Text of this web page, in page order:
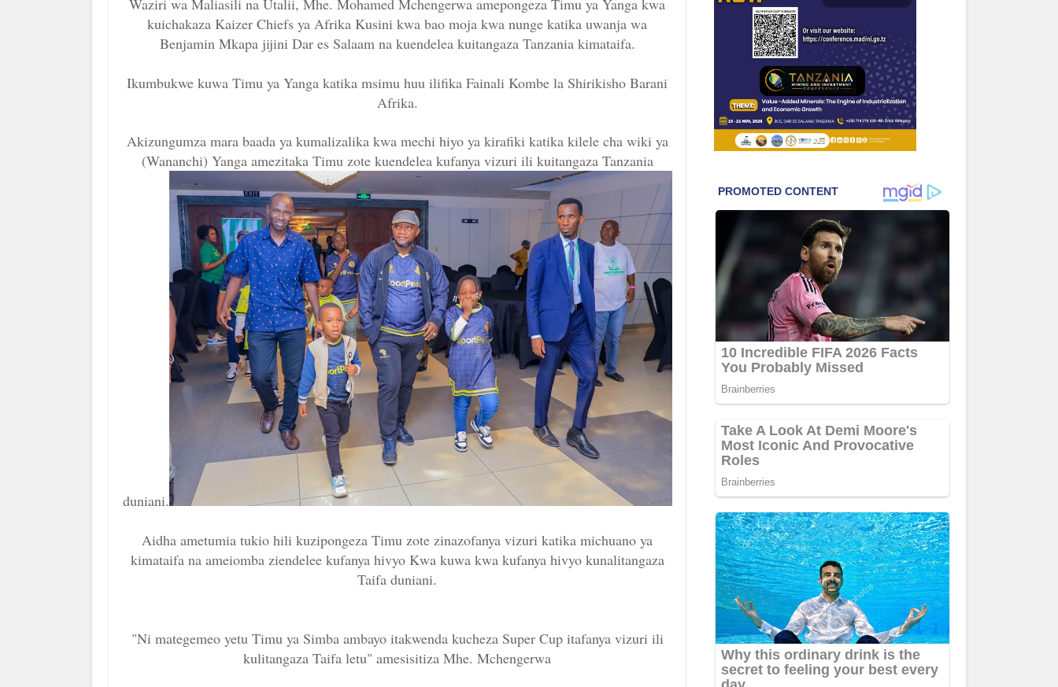
Waziri wa Maliasili na Utalii, Mhe. Mohamed Mchengerwa amepongeza Timu ya Yanga kwa
kuichakaza Kaizer Chiefs ya Afrika Kusini kwa bao moja kwa nunge katika uwanja wa
Benjamin Mkapa jijini Dar es Salaam na kuendelea kuitangaza Tanzania kimataifa.
Ikumbukwe kuwa Timu ya Yanga katika msimu huu ilifika Fainali Kombe la Shirikisho Barani
Afrika.
Akizungumza mara baada ya kumalizalika kwa mechi hiyo ya kirafiki katika kilele cha wiki ya
(Wananchi) Yanga amezitaka Timu zote kuendelea kufanya vizuri ili kuitangaza Tanzania
duniani.
Aidha ametumia tukio hili kuzipongeza Timu zote zinazofanya vizuri katika michuano ya
kimataifa na ameiomba ziendelee kufanya hivyo Kwa kuwa kwa kufanya hivyo kunalitangaza
Taifa duniani.
"Ni mategemeo yetu Timu ya Simba ambayo itakwenda kucheza Super Cup itafanya vizuri ili
kulitangaza Taifa letu" amesisitiza Mhe. Mchengerwa